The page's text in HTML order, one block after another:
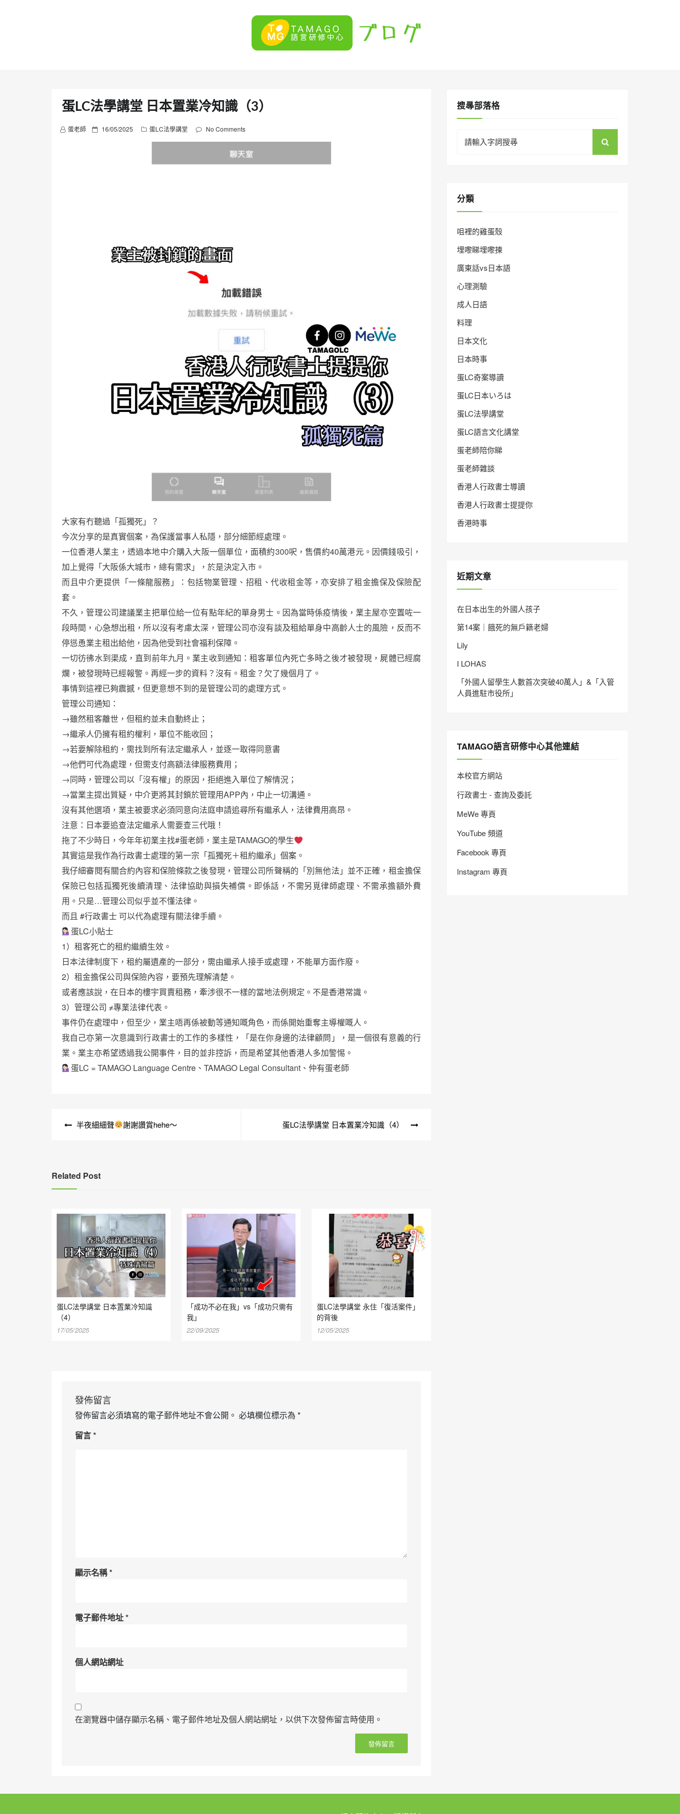
蛋LC法學講堂 日本置業冷知識（3）
蛋老師
P 16/05/2025 蛋LC法學講堂 No Comments
大家有冇聽過「孤獨死」？
今次分享的是真實個案，為保護當事人私隱，部分細節經處理。
一位香港人業主，透過本地中介購入大阪一個單位，面積約300呎，售價約40萬港元。因價錢吸引，
加上覺得「大阪係大城市，總有需求」，於是決定入市。
而且中介更提供「一條龍服務」：包括物業管理、招租、代收租金等，亦安排了租金擔保及保險配
套。
不久，管理公司建議業主把單位給一位有點年紀的單身男士。因為當時係疫情後，業主屋亦空置咗一
段時間，心急想出租，所以沒有考慮太深，管理公司亦沒有談及租給單身中高齡人士的風險，反而不
停慫恿業主租出給他，因為他受到社會福利保障。
一切彷彿水到渠成，直到前年九月。業主收到通知：租客單位內死亡多時之後才被發現，屍體已經腐
爛，被發現時已經報警。再經一步的資料？沒有。租金？欠了幾個月了。
事情到這裡已夠震撼，但更意想不到的是管理公司的處理方式。
管理公司通知：
→雖然租客離世，但租約並未自動終止；
→繼承人仍擁有租約權利，單位不能收回；
→若要解除租約，需找到所有法定繼承人，並逐一取得同意書
→他們可代為處理，但需支付高額法律服務費用；
→同時，管理公司以「沒有權」的原因，拒絕進入單位了解情況；
→當業主提出質疑，中介更將其封鎖於管理用APP內，中止一切溝通。
沒有其他選項，業主被要求必須同意向法庭申請追尋所有繼承人，法律費用高昂。
注意：日本要追查法定繼承人需要查三代哦！
拖了不少時日，今年年初業主找#蛋老師，業主是TAMAGO的學生
其實這是我作為行政書士處理的第一宗「孤獨死＋租約繼承」個案。
我仔細審閱有關合約內容和保險條款之後發現，管理公司所聲稱的「別無他法」並不正確，租金擔保
保險已包括孤獨死後續清理、法律協助與損失補償。即係話，不需另覓律師處理、不需承擔額外費
用。只是…管理公司似乎並不懂法律。
而且 #行政書士 可以代為處理有關法律手續。
蛋LC小貼士
1）租客死亡的租約繼續生效。
日本法律制度下，租約屬遺產的一部分，需由繼承人接手或處理，不能單方面作廢。
2）租金擔保公司與保險內容，要預先理解清楚。
或者應該說，在日本的樓宇買賣租務，牽涉很不一樣的當地法例規定。不是香港常識。
3）管理公司 ≠專業法律代表。
事件仍在處理中，但至少，業主唔再係被動等通知嘅角色，而係開始重奪主導權嘅人。
我自己亦第一次意識到行政書士的工作的多樣性，「是在你身邊的法律顧問」，是一個很有意義的行
業。業主亦希望透過我公開事件，目的並非控訴，而是希望其他香港人多加警惕。
蛋LC = TAMAGO Language Centre、TAMAGO Legal Consultant、仲有蛋老師
半夜細細聲 謝謝讚賞hehe～ 蛋LC法學講堂 日本置業冷知識（4）
Related Post
蛋LC法學講堂 日本置業冷知識
（4）
17/05/2025
「成功不必在我」vs「成功只需有
我」
22/09/2025
蛋LC法學講堂 永住「復活案件」
的背後
12/05/2025
發佈留言
發佈留言必須填寫的電子郵件地址不會公開。 必填欄位標示為 *
留言*
顯示名稱*
電子郵件地址*
個人網站網址
在瀏覽器中儲存顯示名稱、電子郵件地址及個人網站網址，以供下次發佈留言時使用。
搜㝷部落格
for:
分類
咀裡的雞蛋殼
埋嚟睇埋嚟揀
廣東話vs日本語
心理測驗
成人日語
料理
日本文化
日本時事
蛋LC奇案導讀
蛋LC日本いろは
蛋LC法學講堂
蛋LC語言文化講堂
蛋老師陪你睇
蛋老師雜談
香港人行政書士導讀
香港人行政書士提提你
香港時事
近期文章
在日本出生的外國人孩子
第14案｜餓死的無戶籍老婦
Lily
I LOHAS
「外國人留學生人數首次突破40萬人」&「入管
人員進駐市役所」
TAMAGO語言研修中心其他連結
本校官方網站
行政書士 - 查詢及委託
MeWe 專頁
YouTube 頻道
Facebook 專頁
Instagram 專頁